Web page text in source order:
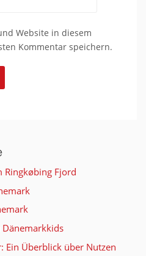
Website in diesem
Kommentar speichern.
Ringkøbing Fjord
Dänemarkkids
Ein Überblick über Nutzen